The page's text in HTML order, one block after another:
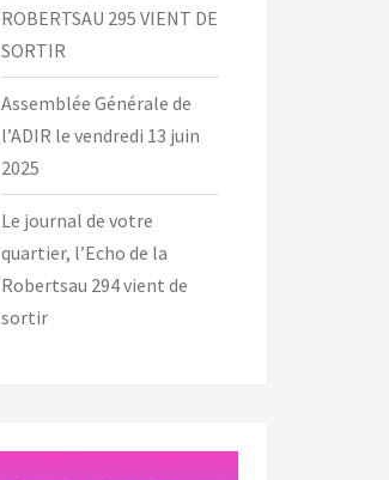
ROBERTSAU 295 VIENT DE
SORTIR
Assemblée Générale de
l’ADIR le vendredi 13 juin
2025
Le journal de votre
quartier, l’Echo de la
Robertsau 294 vient de
sortir